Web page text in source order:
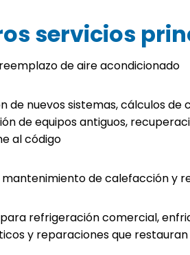
servicios
de aire acondicionado
de nuevos sistemas, cálculos
de equipos antiguos,
al código
mantenimiento de calefacción y
refrigeración comercial,
y reparaciones que